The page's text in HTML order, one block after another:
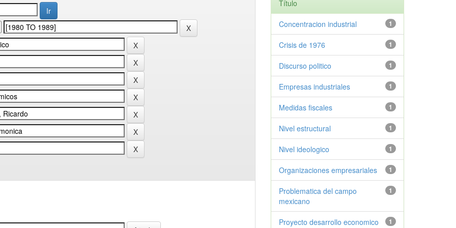
Título
1
Concentracion industrial
1
Crisis de 1976
1
Discurso politico
1
Empresas industriales
1
Medidas fiscales
1
Nivel estructural
1
Nivel ideologico
1
Organizaciones empresariales
1
Problematica del campo
mexicano
1
Proyecto desarrollo economico